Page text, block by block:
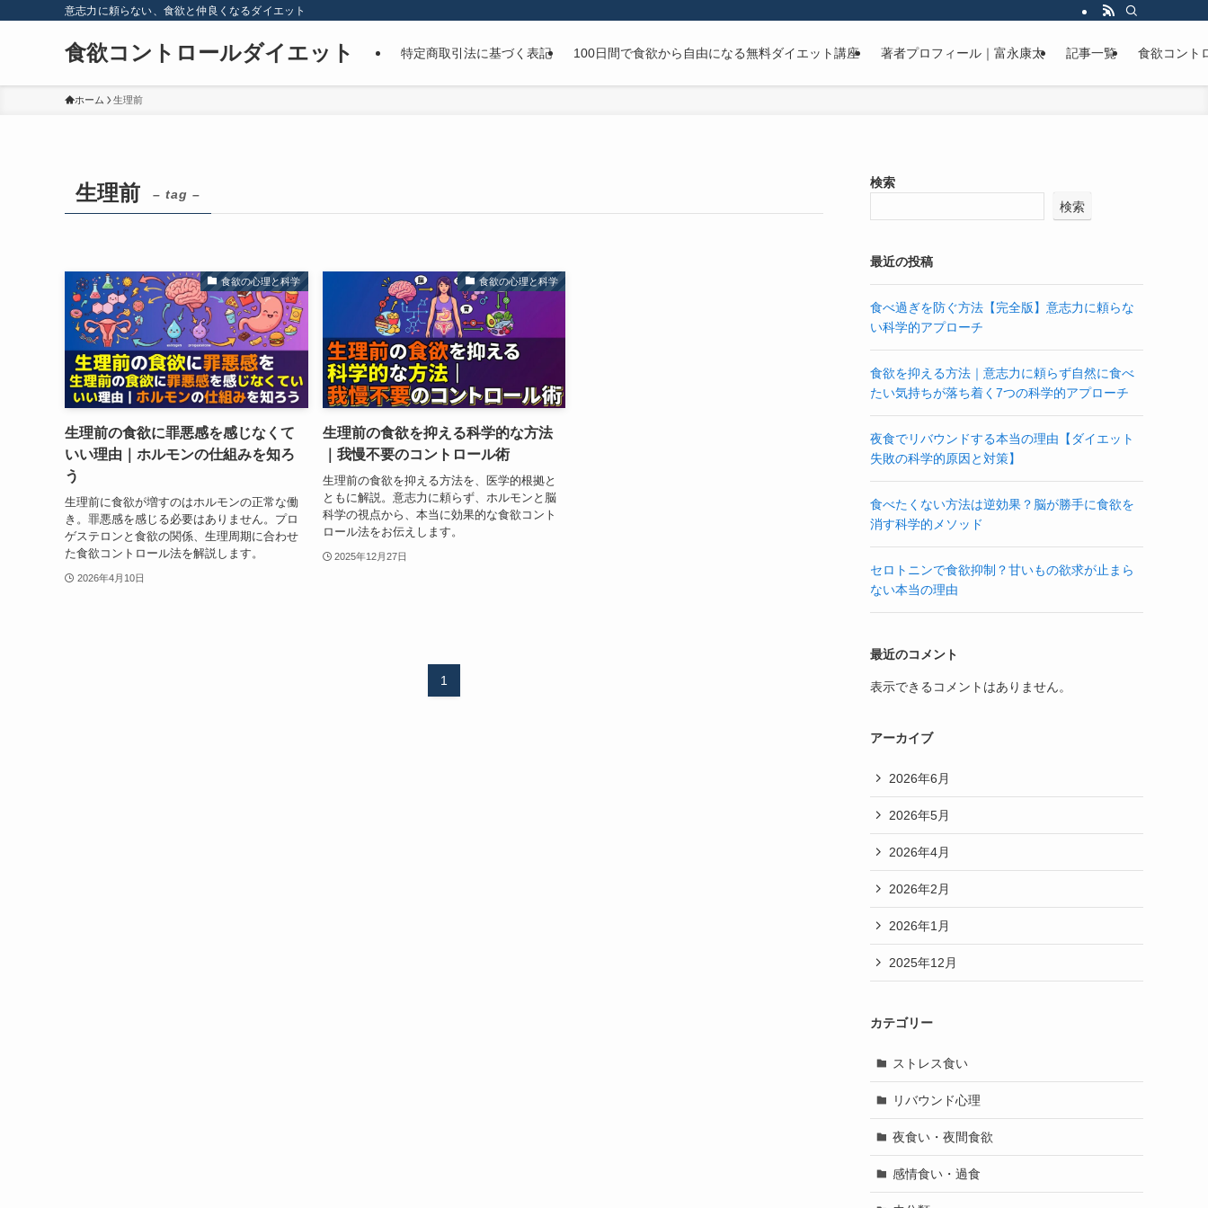
意志力に頼らない、食欲と仲良くなるダイエット
食欲コントロールダイエット 特定商取引法に基づく表記 100日間で食欲から自由になる無料ダイエット講座 著者プロフィール｜富永康太 記事一覧 食欲コント
ホーム 生理前
生理前 – tag –
食欲の心理と科学
生理前の食欲に罪悪感を感じなくて
いい理由｜ホルモンの仕組みを知ろ
う
生理前に食欲が増すのはホルモンの正常な働
き。罪悪感を感じる必要はありません。プロ
ゲステロンと食欲の関係、生理周期に合わせ
た食欲コントロール法を解説します。
2026年4月10日
食欲の心理と科学
生理前の食欲を抑える科学的な方法
｜我慢不要のコントロール術
生理前の食欲を抑える方法を、医学的根拠と
ともに解説。意志力に頼らず、ホルモンと脳
科学の視点から、本当に効果的な食欲コント
ロール法をお伝えします。
2025年12月27日
1
検索
検索
最近の投稿
食べ過ぎを防ぐ方法【完全版】意志力に頼らな
い科学的アプローチ
食欲を抑える方法｜意志力に頼らず自然に食べ
たい気持ちが落ち着く7つの科学的アプローチ
夜食でリバウンドする本当の理由【ダイエット
失敗の科学的原因と対策】
食べたくない方法は逆効果？脳が勝手に食欲を
消す科学的メソッド
セロトニンで食欲抑制？甘いもの欲求が止まら
ない本当の理由
最近のコメント
表示できるコメントはありません。
アーカイブ
2026年6月
2026年5月
2026年4月
2026年2月
2026年1月
2025年12月
カテゴリー
ストレス食い
リバウンド心理
夜食い・夜間食欲
感情食い・過食